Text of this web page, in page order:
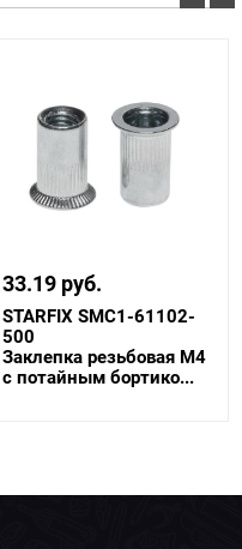
33.19 руб.
STARFIX SMC1-61102-
500
Заклепка резьбовая М4
с потайным бортико...